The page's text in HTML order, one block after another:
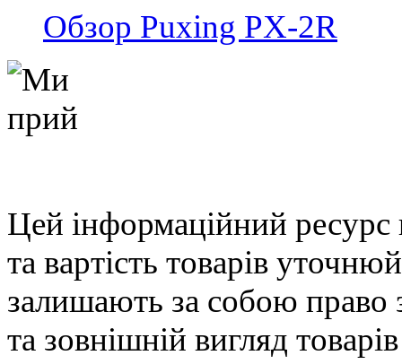
Обзор Puxing PX-2R
Цей інформаційний
та вартість товарів
залишають за собою право
та зовнішній вигляд